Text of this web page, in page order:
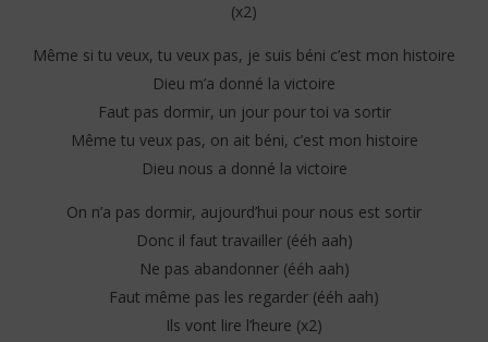
(x2)
Même si tu veux, tu veux pas, je suis béni c’est mon histoire
Dieu m’a donné la victoire
Faut pas dormir, un jour pour toi va sortir
Même tu veux pas, on ait béni, c’est mon histoire
Dieu nous a donné la victoire
On n’a pas dormir, aujourd’hui pour nous est sortir
Donc il faut travailler (ééh aah)
Ne pas abandonner (ééh aah)
Faut même pas les regarder (ééh aah)
Ils vont lire l’heure (x2)